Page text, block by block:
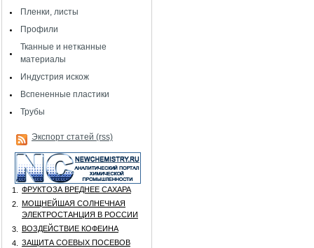
Пленки, листы
Профили
Тканные и нетканные
материалы
Индустрия искож
Вспененные пластики
Трубы
Экспорт статей (rss)
1.
ФРУКТОЗА ВРЕДНЕЕ САХАРА
2.
МОЩНЕЙШАЯ СОЛНЕЧНАЯ
ЭЛЕКТРОСТАНЦИЯ В РОССИИ
3.
ВОЗДЕЙСТВИЕ КОФЕИНА
4.
ЗАЩИТА СОЕВЫХ ПОСЕВОВ